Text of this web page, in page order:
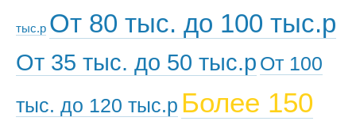
тыс.р От 80 тыс. до 100 тыс.р
От 35 тыс. до 50 тыс.р От 100
тыс. до 120 тыс.р Более 150